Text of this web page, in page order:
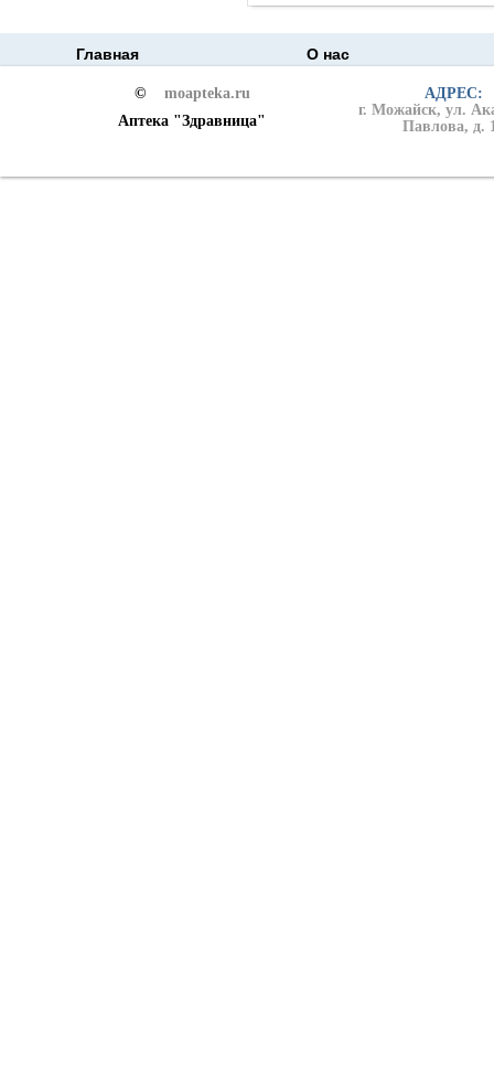
Главная О нас
©
moapteka.ru
Аптека "Здравница"
АДРЕС:
г. Можайск, ул.
Павлова, д.